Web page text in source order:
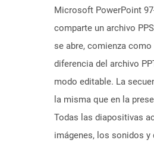
Microsoft PowerPoint
comparte un archivo
se abre, comienza
diferencia del archivo
modo editable. La
la misma que en la
Todas las diapositivas
imágenes, los sonidos